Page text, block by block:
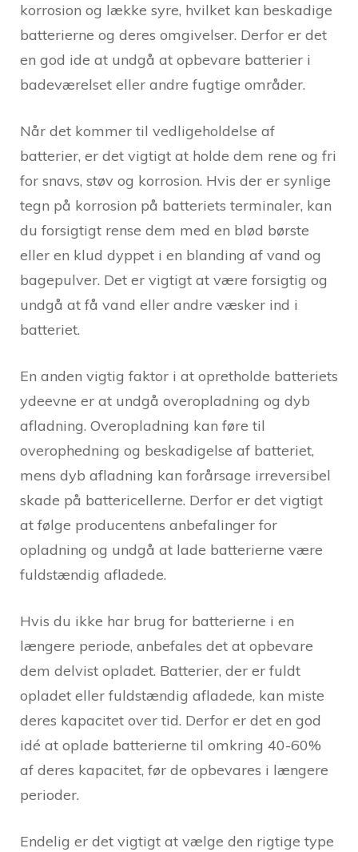
korrosion og lække syre, hvilket kan beskadige
batterierne og deres omgivelser. Derfor er det
en god ide at undgå at opbevare batterier i
badeværelset eller andre fugtige områder.
Når det kommer til vedligeholdelse af
batterier, er det vigtigt at holde dem rene og fri
for snavs, støv og korrosion. Hvis der er synlige
tegn på korrosion på batteriets terminaler, kan
du forsigtigt rense dem med en blød børste
eller en klud dyppet i en blanding af vand og
bagepulver. Det er vigtigt at være forsigtig og
undgå at få vand eller andre væsker ind i
batteriet.
En anden vigtig faktor i at opretholde batteriets
ydeevne er at undgå overopladning og dyb
afladning. Overopladning kan føre til
overophedning og beskadigelse af batteriet,
mens dyb afladning kan forårsage irreversibel
skade på battericellerne. Derfor er det vigtigt
at følge producentens anbefalinger for
opladning og undgå at lade batterierne være
fuldstændig afladede.
Hvis du ikke har brug for batterierne i en
længere periode, anbefales det at opbevare
dem delvist opladet. Batterier, der er fuldt
opladet eller fuldstændig afladede, kan miste
deres kapacitet over tid. Derfor er det en god
idé at oplade batterierne til omkring 40-60%
af deres kapacitet, før de opbevares i længere
perioder.
Endelig er det vigtigt at vælge den rigtige type